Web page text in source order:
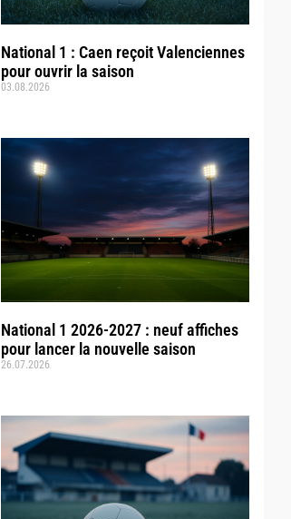
National 1 : Caen reçoit Valenciennes
pour ouvrir la saison
03.08.2026
National 1 2026-2027 : neuf affiches
pour lancer la nouvelle saison
26.07.2026